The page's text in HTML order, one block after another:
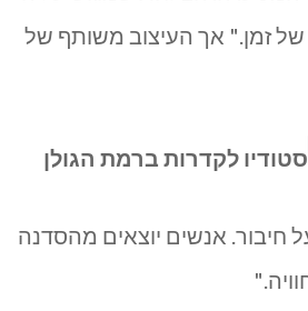
זמן." אך העיצוב משותף של
אנשים יוצאים מהסדנה